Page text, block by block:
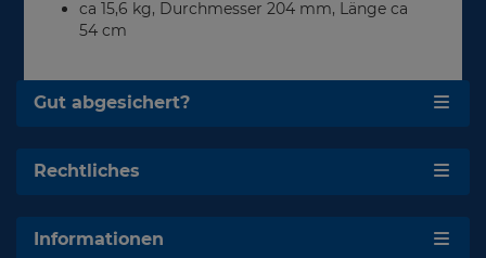
ca 15,6 kg, Durchmesser 204 mm, Länge ca
54 cm
Gut abgesichert?
Rechtliches
Informationen